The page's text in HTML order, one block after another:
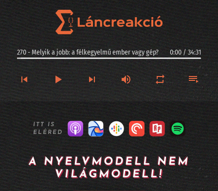
270 - Melyik a jobb: a félkegyelmű ember vagy gép? 0:00 /34:31
269 - Kis magyar szuverenitás: ez a Racka - II. rész
268 - Kis magyar szuverenitás: ez a Racka - I. rész
267 - Argentinában jogi személyiséget kaphatnak az AI-vezette cégek?
ITT IS
ELÉRED
A NYELVMODELL NEM
VILÁGMODELL!